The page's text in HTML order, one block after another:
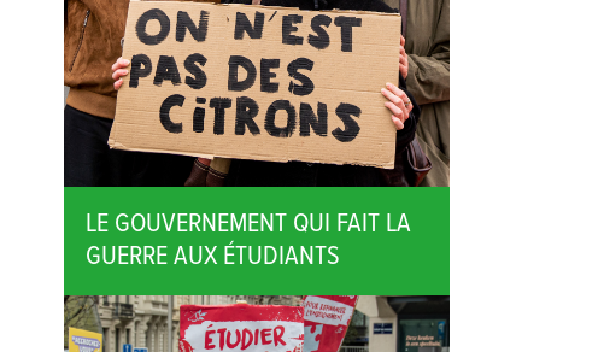
LE GOUVERNEMENT QUI FAIT LA
GUERRE AUX ÉTUDIANTS